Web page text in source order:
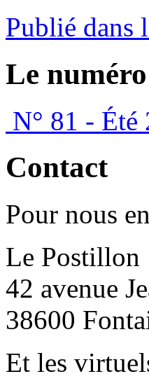
Publié dans
Le
N° 81 - Été
Contact
Pour nous
Le Postillon
42 avenue
38600
Et les